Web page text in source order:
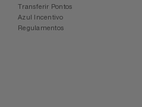
Transferir Pontos
Azul Incentivo
Regulamentos